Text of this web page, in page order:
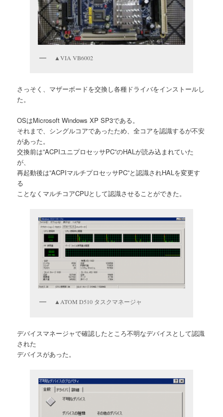
▲VIA VB6002
さっそく、マザーボードを交換し各種ドライバをインストールし
た。
OSはMicrosoft Windows XP SP3である。
それまで、シングルコアであったため、全コアを認識するが不安
があった。
交換前は”ACPIユニプロセッサPC”のHALが読み込まれていた
が、
再起動後は”ACPIマルチプロセッサPC”と認識されHALを変更す
る
ことなくマルチコアCPUとして認識させることができた。
▲ATOM D510 タスクマネージャ
デバイスマネージャで確認したところ不明なデバイスとして認識
された
デバイスがあった。